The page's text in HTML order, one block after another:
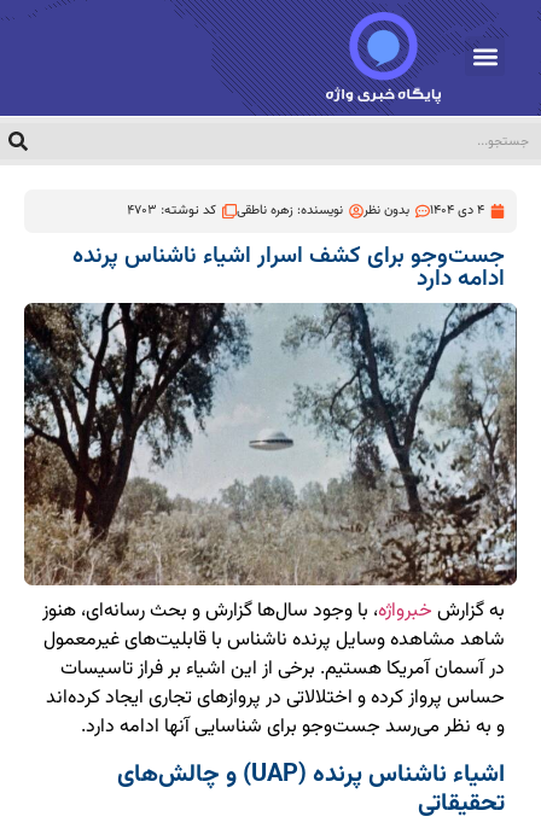
4 دی 1404 بدون نظر نویسنده:زهره ناطقی کد نوشته: 4703
جست‌وجو برای کشف اسرار اشیاء ناشناس پرنده
ادامه دارد
به گزارش خبرواژه، با وجود سال‌ها گزارش و بحث رسانه‌ای، هنوز
شاهد مشاهده وسایل پرنده ناشناس با قابلیت‌های غیرمعمول
در آسمان آمریکا هستیم. برخی از این اشیاء بر فراز تاسیسات
حساس پرواز کرده و اختلالاتی در پروازهای تجاری ایجاد کرده‌اند
و به نظر می‌رسد جست‌وجو برای شناسایی آنها ادامه دارد.
اشیاء ناشناس پرنده (UAP) و چالش‌های
تحقیقاتی